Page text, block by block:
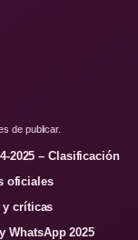
de publicar.
2025 – Clasificación
oficiales
y críticas
WhatsApp 2025